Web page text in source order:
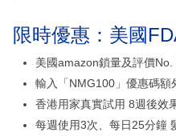
限時優惠：美國
美國amazon鎖量及評價No.
輸入「NMG100」優惠碼額
香港用家真實試用 8週後效
每週使用3次、每日25分鐘